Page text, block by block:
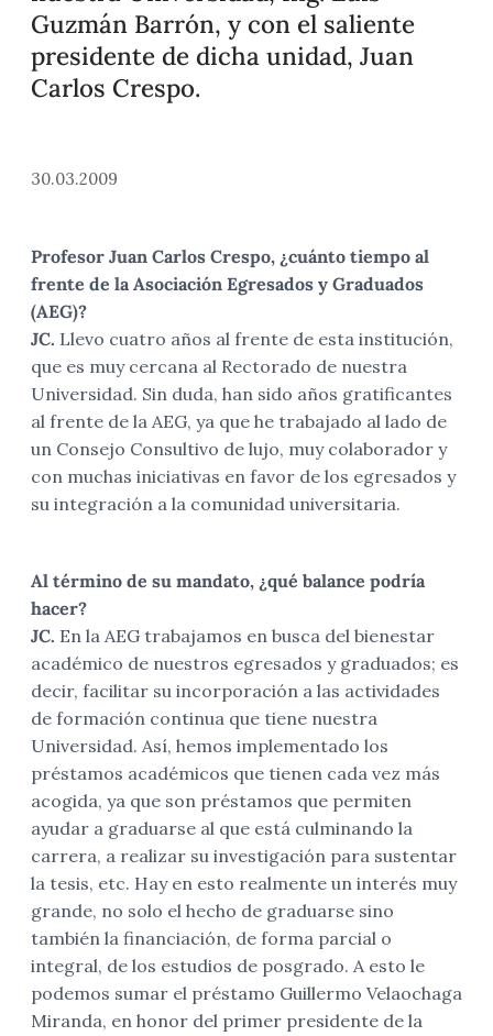
Guzmán Barrón, y con el saliente
presidente de dicha unidad, Juan
Carlos Crespo.
30.03.2009
Profesor Juan Carlos Crespo, ¿cuánto tiempo al
frente de la Asociación Egresados y Graduados
(AEG)?
JC. Llevo cuatro años al frente de esta institución,
que es muy cercana al Rectorado de nuestra
Universidad. Sin duda, han sido años gratificantes
al frente de la AEG, ya que he trabajado al lado de
un Consejo Consultivo de lujo, muy colaborador y
con muchas iniciativas en favor de los egresados y
su integración a la comunidad universitaria.
Al término de su mandato, ¿qué balance podría
hacer?
JC. En la AEG trabajamos en busca del bienestar
académico de nuestros egresados y graduados; es
decir, facilitar su incorporación a las actividades
de formación continua que tiene nuestra
Universidad. Así, hemos implementado los
préstamos académicos que tienen cada vez más
acogida, ya que son préstamos que permiten
ayudar a graduarse al que está culminando la
carrera, a realizar su investigación para sustentar
la tesis, etc. Hay en esto realmente un interés muy
grande, no solo el hecho de graduarse sino
también la financiación, de forma parcial o
integral, de los estudios de posgrado. A esto le
podemos sumar el préstamo Guillermo Velaochaga
Miranda, en honor del primer presidente de la